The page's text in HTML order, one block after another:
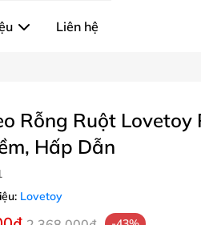
Liên hệ
Rỗng Ruột Lovetoy
Hấp Dẫn
Lovetoy